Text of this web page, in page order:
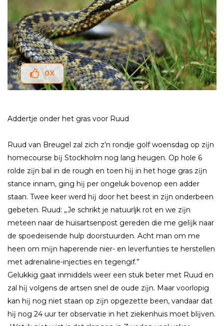
0X
Addertje onder het gras voor Ruud
Ruud van Breugel zal zich z’n rondje golf woensdag op zĳn
homecourse bĳ Stockholm nog lang heugen. Op hole 6
rolde zĳn bal in de rough en toen hĳ in het hoge gras zĳn
stance innam, ging hĳ per ongeluk bovenop een adder
staan. Twee keer werd hĳ door het beest in zĳn onderbeen
gebeten. Ruud: „Je schrikt je natuurljk rot en we zĳn
meteen naar de huisartsenpost gereden die me gelĳk naar
de spoedeisende hulp doorstuurden. Acht man om me
heen om mĳn haperende nier- en leverfunties te herstellen
met adrenaline-injecties en tegengif.”
Gelukkig gaat inmiddels weer een stuk beter met Ruud en
zal hĳ volgens de artsen snel de oude zĳn. Maar voorlopig
kan hĳ nog niet staan op zĳn opgezette been, vandaar dat
hĳ nog 24 uur ter observatie in het ziekenhuis moet blĳven.